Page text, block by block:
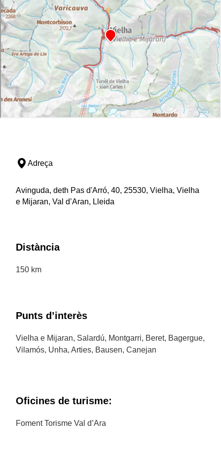
Adreça
Avinguda, deth Pas d'Arró, 40, 25530, Vielha, Vielha
e Mijaran, Val d’Aran, Lleida
Distància
150 km
Punts d’interès
Vielha e Mijaran, Salardú, Montgarri, Beret, Bagergue,
Vilamós, Unha, Arties, Bausen, Canejan
Oficines de turisme:
Foment Torisme Val d’Ara